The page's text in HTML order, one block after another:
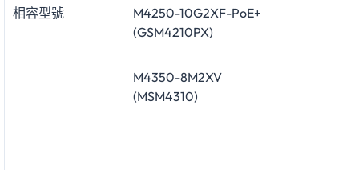
相容型號
M4250-10G2XF-PoE+
(GSM4210PX)
M4350-8M2XV
(MSM4310)